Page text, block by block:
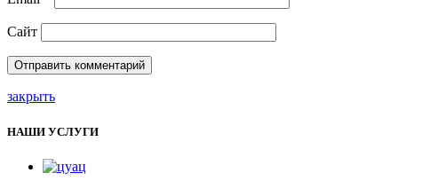
Сайт
закрыть
НАШИ УСЛУГИ